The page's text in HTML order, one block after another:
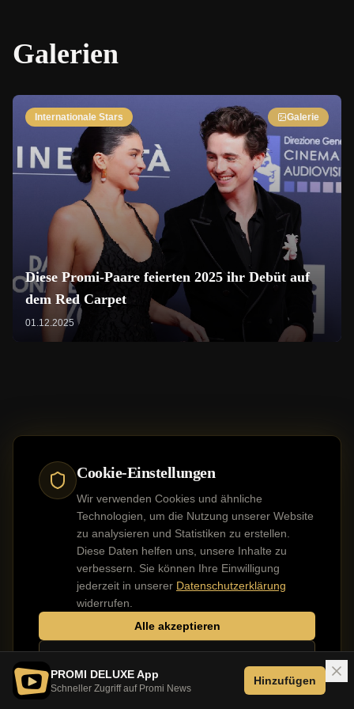
Cookie-Einstellungen
Wir verwenden Cookies und ähnliche
Technologien, um die Nutzung unserer Website
zu analysieren und Statistiken zu erstellen.
Diese Daten helfen uns, unsere Inhalte zu
verbessern. Sie können Ihre Einwilligung
jederzeit in unserer Datenschutzerklärung
widerrufen.
Alle akzeptieren
Nur notwendige
PROMI DELUXE App
Schneller Zugriff auf Promi News
Hinzufügen
Galerien
Internationale Stars Galerie
Diese Promi-Paare feierten 2025 ihr Debüt auf
dem Red Carpet
01.12.2025